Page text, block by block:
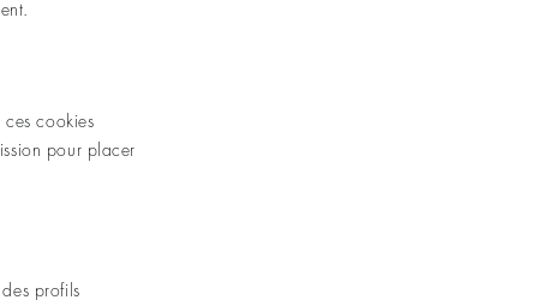
ces cookies
pour placer
profils